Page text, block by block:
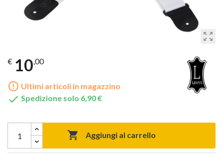
zoom_out_map
€ 10,00
error_outline Ultimi articoli in magazzino
 Spedizione solo 6,90 €
 Aggiungi al carrello